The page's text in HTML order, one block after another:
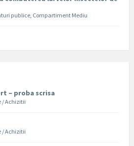
publice, Compartiment Mediu
– proba scrisa
/ Achizitii
/ Achizitii